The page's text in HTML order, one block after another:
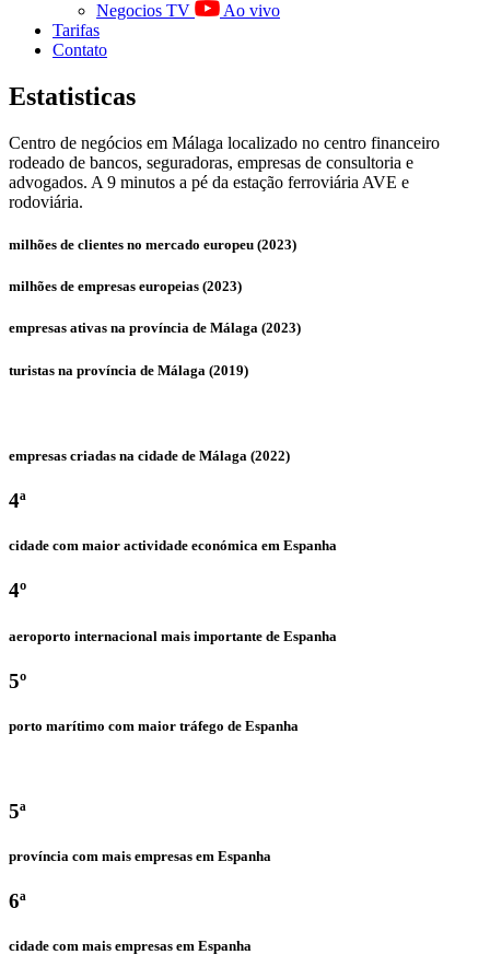
Negocios TV
Ao vivo
Tarifas
Contato
Estatisticas
Centro de negócios em Málaga localizado no centro financeiro
rodeado de bancos, seguradoras, empresas de consultoria e
advogados. A 9 minutos a pé da estação ferroviária AVE e
rodoviária.
milhões de clientes no mercado europeu (2023)
milhões de empresas europeias (2023)
empresas ativas na província de Málaga (2023)
turistas na província de Málaga (2019)
empresas criadas na cidade de Málaga (2022)
4ª
cidade com maior actividade económica em Espanha
4º
aeroporto internacional mais importante de Espanha
5º
porto marítimo com maior tráfego de Espanha
5ª
província com mais empresas em Espanha
6ª
cidade com mais empresas em Espanha